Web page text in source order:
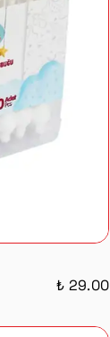
₺ 29.00